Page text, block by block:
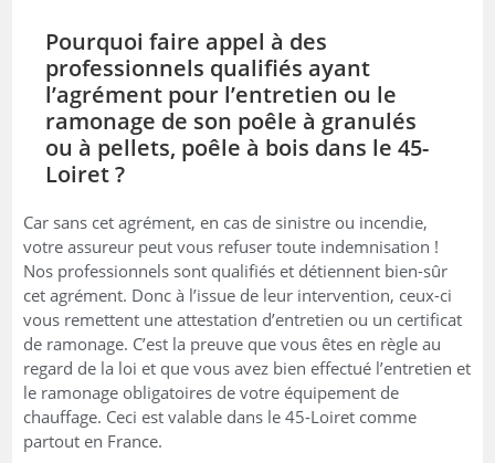
Pourquoi faire appel à des
professionnels qualifiés ayant
l’agrément pour l’entretien ou le
ramonage de son poêle à granulés
ou à pellets, poêle à bois dans le 45-
Loiret ?
Car sans cet agrément, en cas de sinistre ou incendie,
votre assureur peut vous refuser toute indemnisation !
Nos professionnels sont qualifiés et détiennent bien-sûr
cet agrément. Donc à l’issue de leur intervention, ceux-ci
vous remettent une attestation d’entretien ou un certificat
de ramonage. C’est la preuve que vous êtes en règle au
regard de la loi et que vous avez bien effectué l’entretien et
le ramonage obligatoires de votre équipement de
chauffage. Ceci est valable dans le 45-Loiret comme
partout en France.